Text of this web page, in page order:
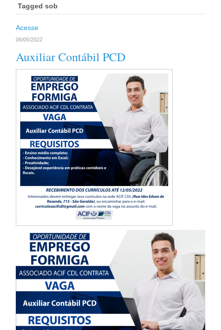
Tagged sob
Acesse
06/05/2022
Auxiliar Contábil PCD